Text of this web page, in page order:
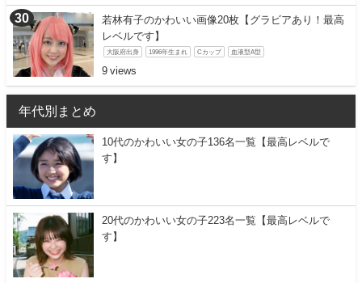
若林有子のかわいい画像20枚【グラビアあり！最高
レベルです】
大阪府出身 1996年生まれ Cカップ 血液型A型
9
年代別まとめ
10代のかわいい女の子136名一覧【最高レベルで
す】
20代のかわいい女の子223名一覧【最高レベルで
す】